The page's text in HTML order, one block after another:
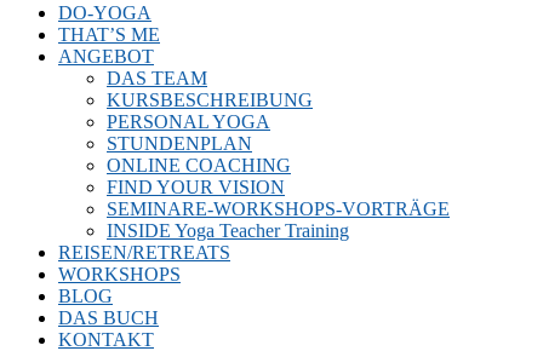
Zum
Inhalt
springen
DO-YOGA
THAT’S ME
ANGEBOT
DAS TEAM
KURSBESCHREIBUNG
PERSONAL YOGA
STUNDENPLAN
ONLINE COACHING
FIND YOUR VISION
SEMINARE-WORKSHOPS-VORTRÄGE
INSIDE Yoga Teacher Training
REISEN/RETREATS
WORKSHOPS
BLOG
DAS BUCH
KONTAKT